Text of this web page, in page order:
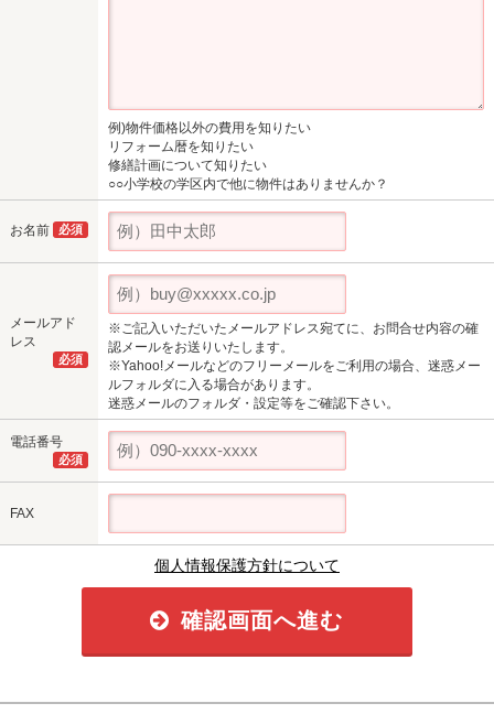
例)物件価格以外の費用を知りたい
リフォーム暦を知りたい
修繕計画について知りたい
○○小学校の学区内で他に物件はありませんか？
お名前 必須
メールアド
レス
必須
※ご記入いただいたメールアドレス宛てに、お問合せ内容の確
認メールをお送りいたします。
※Yahoo!メールなどのフリーメールをご利用の場合、迷惑メー
ルフォルダに入る場合があります。
迷惑メールのフォルダ・設定等をご確認下さい。
電話番号
必須
FAX
個人情報保護方針について
確認画面へ進む